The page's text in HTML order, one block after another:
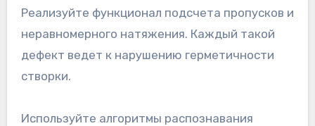
Реализуйте функционал подсчета пропусков и
неравномерного натяжения. Каждый такой
дефект ведет к нарушению герметичности
створки.
Используйте алгоритмы распознавания